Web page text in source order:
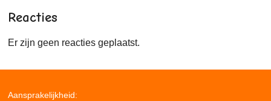
Reacties
Er zijn geen reacties geplaatst.
Aansprakelijkheid: